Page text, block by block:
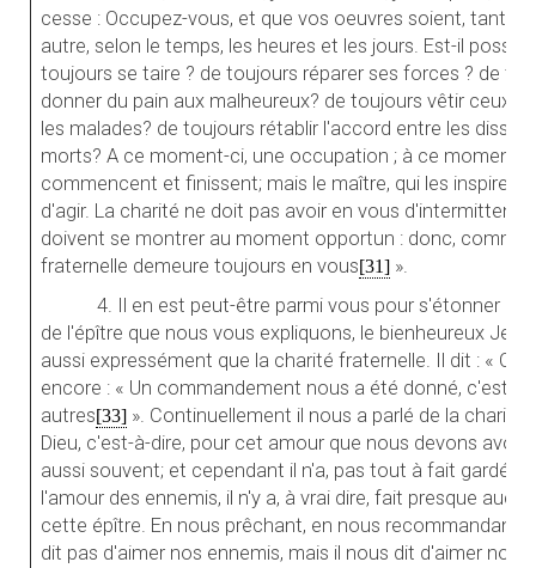
cesse : Occupez-vous, et que vos oeuvres soient, tantôt
autre, selon le temps, les heures et les jours. Est-il
toujours se taire ? de toujours réparer ses forces ? de
donner du pain aux malheureux? de toujours vêtir ceux
les malades? de toujours rétablir l'accord entre les
morts? A ce moment-ci, une occupation ; à ce moment-
commencent et finissent; mais le maître, qui les inspire,
d'agir. La charité ne doit pas avoir en vous
doivent se montrer au moment opportun : donc, comme
fraternelle demeure toujours en vous[31] ».
4. Il en est peut-être parmi vous pour s'étonner de
de l'épître que nous vous expliquons, le bienheureux
aussi expressément que la charité fraternelle. Il dit : «
encore : « Un commandement nous a été donné, c'est
autres[33] ». Continuellement il nous a parlé de la charité
Dieu, c'est-à-dire, pour cet amour que nous devons avoir
aussi souvent; et cependant il n'a, pas tout à fait gardé
l'amour des ennemis, il n'y a, à vrai dire, fait presque
cette épître. En nous prêchant, en nous recommandant
dit pas d'aimer nos ennemis, mais il nous dit d'aimer nos